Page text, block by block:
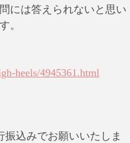
には答えられないと思い
。
heels/4945361.html
振込みでお願いいたしま